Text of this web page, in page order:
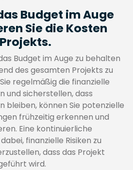
Budget im Auge
Sie die Kosten
Budget im Auge zu behalten
des gesamten Projekts zu
regelmäßig die finanzielle
und sicherstellen, dass
bleiben, können Sie potenzielle
frühzeitig erkennen und
Eine kontinuierliche
finanzielle Risiken zu
dass das Projekt
wird.